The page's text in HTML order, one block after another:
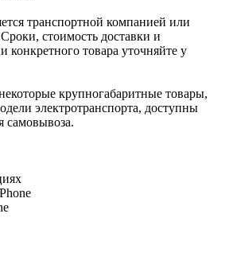
транспортной компанией или
стоимость доставки и
конкретного товара уточняйте у
крупногабаритные товары,
электротранспорта, доступны
самовывоза.